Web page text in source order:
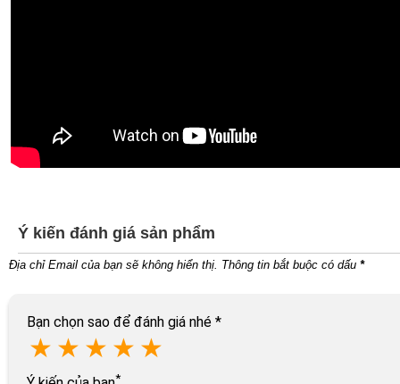
Ý kiến đánh giá sản phẩm
Địa chỉ Email của bạn sẽ không hiển thị. Thông tin bắt buộc có dấu *
Bạn chọn sao để đánh giá nhé *
★ ★ ★ ★ ★
*